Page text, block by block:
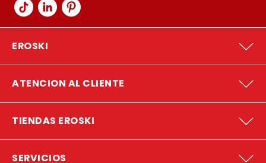
EROSKI
ATENCION AL CLIENTE
TIENDAS EROSKI
SERVICIOS